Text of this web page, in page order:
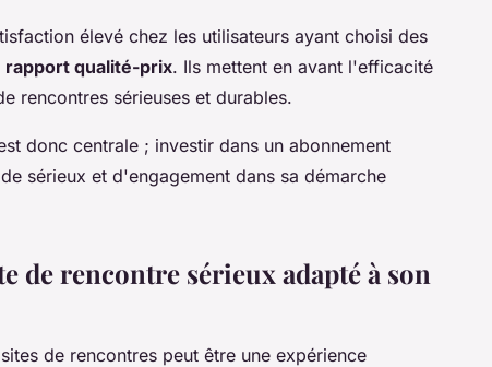
élevé chez les utilisateurs ayant choisi des
rapport qualité-prix. Ils mettent en avant l'efficacité
rencontres sérieuses et durables.
donc centrale ; investir dans un abonnement
sérieux et d'engagement dans sa démarche
de rencontre sérieux adapté à son
de rencontres peut être une expérience